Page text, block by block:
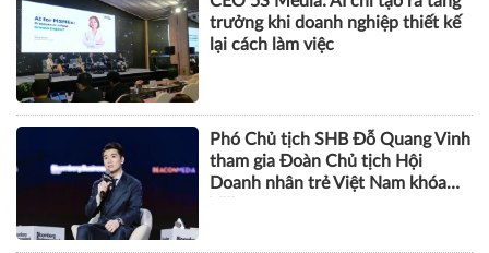
trưởng khi doanh nghiệp thiết kế
lại cách làm việc
Phó Chủ tịch SHB Đỗ Quang Vinh
tham gia Đoàn Chủ tịch Hội
Doanh nhân trẻ Việt Nam khóa